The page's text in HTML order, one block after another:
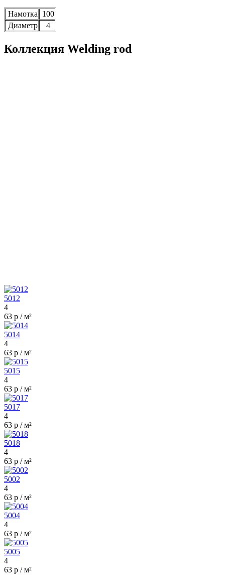
Намотка
100
Диаметр
4
Коллекция Welding rod
5012
4
63 р / м²
5014
4
63 р / м²
5015
4
63 р / м²
5017
4
63 р / м²
5018
4
63 р / м²
5002
4
63 р / м²
5004
4
63 р / м²
5005
4
63 р / м²